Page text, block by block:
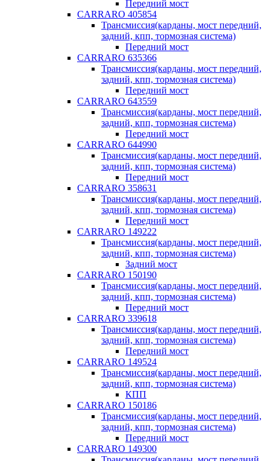
Передний мост
CARRARO 405854
Трансмиссия(карданы, мост передний,
задний, кпп, тормозная система)
Передний мост
CARRARO 635366
Трансмиссия(карданы, мост передний,
задний, кпп, тормозная система)
Передний мост
CARRARO 643559
Трансмиссия(карданы, мост передний,
задний, кпп, тормозная система)
Передний мост
CARRARO 644990
Трансмиссия(карданы, мост передний,
задний, кпп, тормозная система)
Передний мост
CARRARO 358631
Трансмиссия(карданы, мост передний,
задний, кпп, тормозная система)
Передний мост
CARRARO 149222
Трансмиссия(карданы, мост передний,
задний, кпп, тормозная система)
Задний мост
CARRARO 150190
Трансмиссия(карданы, мост передний,
задний, кпп, тормозная система)
Передний мост
CARRARO 339618
Трансмиссия(карданы, мост передний,
задний, кпп, тормозная система)
Передний мост
CARRARO 149524
Трансмиссия(карданы, мост передний,
задний, кпп, тормозная система)
КПП
CARRARO 150186
Трансмиссия(карданы, мост передний,
задний, кпп, тормозная система)
Передний мост
CARRARO 149300